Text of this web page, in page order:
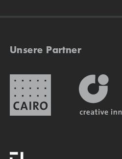
Unsere Partner